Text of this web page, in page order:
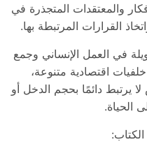
والمعتقدات المتجذرة في
القرارات المرتبطة بها.
في العمل الإنساني وجمع
اقتصادية متنوعة،
يرتبط دائمًا بحجم الدخل أو
الحياة.